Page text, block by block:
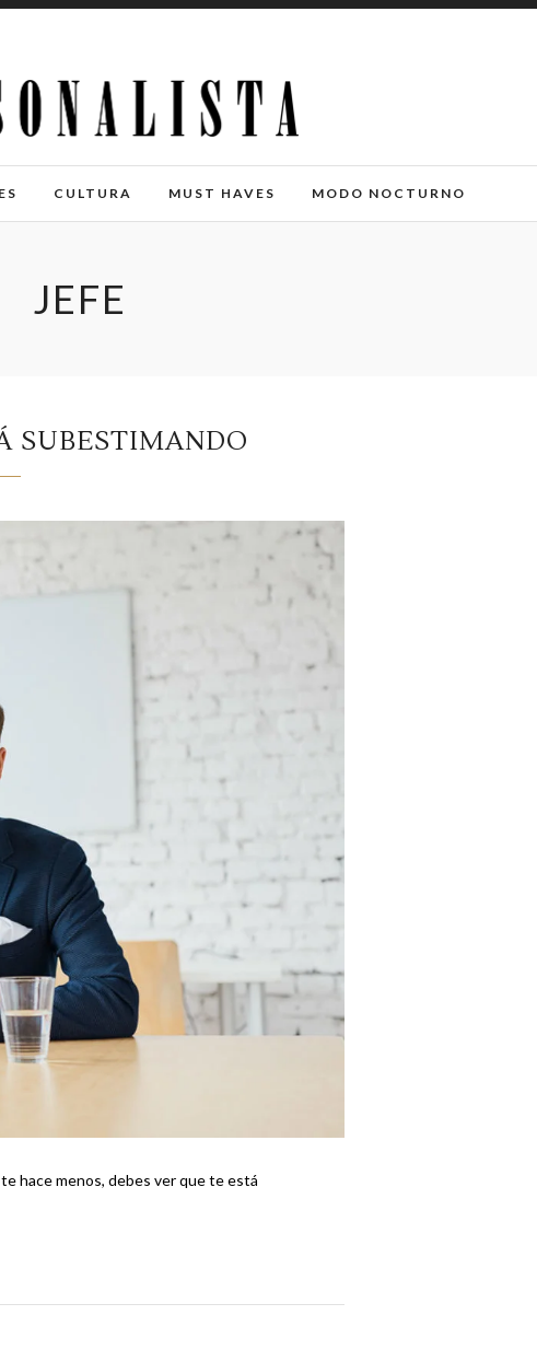
CULTURA MUST HAVES MODO NOCTURNO
JEFE
SUBESTIMANDO
hace menos, debes ver que te está